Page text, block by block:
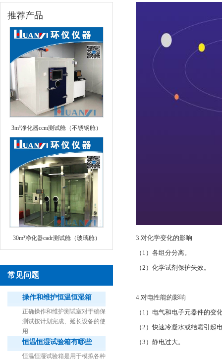
推荐产品
3m³净化器ccm测试舱（不锈钢舱）
30m³净化器cadr测试舱（玻璃舱）
常见问题
操作和维护恒温恒湿箱
正确操作和维护测试室对于确保
测试按计划完成、延长设备的使
用
恒温恒湿试验箱有哪些
恒温恒湿试验箱是用于模拟各种
3.对化学变化的影响
（1）各组分分离。
（2）化学试剂保护失效。
4.对电性能的影响
（1）电气和电子元器件的变
（2）快速冷凝水或结霜引起
（3）静电过大。